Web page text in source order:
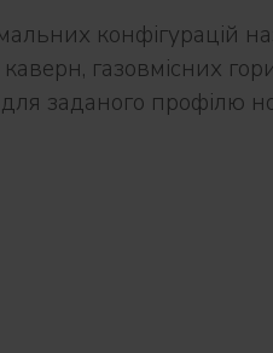
конфігурацій
газовмісних
заданого профілю